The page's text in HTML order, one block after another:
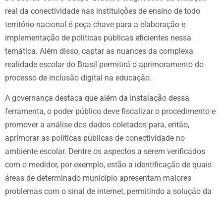
real da conectividade nas instituições de ensino de todo
território nacional é peça-chave para a elaboração e
implementação de políticas públicas eficientes nessa
temática. Além disso, captar as nuances da complexa
realidade escolar do Brasil permitirá o aprimoramento do
processo de inclusão digital na educação.
A governança destaca que além da instalação dessa
ferramenta, o poder público deve fiscalizar o procedimento e
promover a análise dos dados coletados para, então,
aprimorar as políticas públicas de conectividade no
ambiente escolar. Dentre os aspectos a serem verificados
com o medidor, por exemplo, estão a identificação de quais
áreas de determinado município apresentam maiores
problemas com o sinal de internet, permitindo a solução da